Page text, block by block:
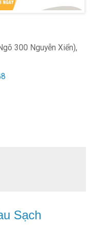
300 Nguyễn Xiển),
Sạch